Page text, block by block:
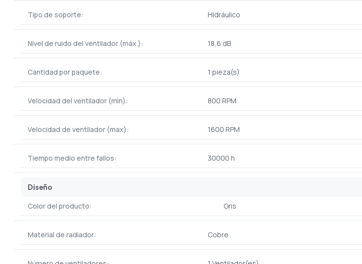
Tipo de soporte: Hidráulico
Nivel de ruido del ventilador (máx.): 18,6 dB
Cantidad por paquete: 1 pieza(s)
Velocidad del ventilador (min): 800 RPM
Velocidad de ventilador (max): 1600 RPM
Tiempo medio entre fallos: 30000 h
Diseño
Color del producto: Gris
Material de radiador: Cobre